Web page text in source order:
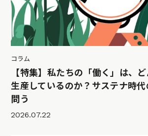
コラム
【特集】私たちの「働く」は、
生産しているのか？サステナ時
問う
2026.07.22